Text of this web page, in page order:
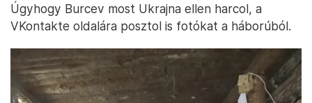
Úgyhogy Burcev most Ukrajna ellen harcol, a
VKontakte oldalára posztol is fotókat a háborúból.